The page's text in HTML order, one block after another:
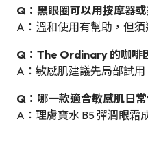
Q：黑眼圈可以用按摩器
A：溫和使用有幫助，但須
Q：The Ordinary 的咖啡
A：敏感肌建議先局部試
Q：哪一款適合敏感肌日常
A：理膚寶水 B5 彈潤眼霜